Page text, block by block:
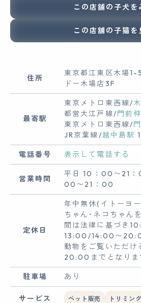
この店舗の子犬を
この店舗の子猫を
住所
東京都江東区木場
ドー木場店3F
最寄駅
東京メトロ東西線/
都営大江戸線/門前
東京メトロ東西線/
JR京葉線/越中島駅
電話番号 表示して電話する
営業時間
平日 10：00〜21：
00〜21：00
定休日
年中無休(イトーヨ
ちゃん･ネコちゃん
間は法律に基づき
13:00/14:00〜
動物をご覧いただ
20:00までとなりま
駐車場 あり
サービス ペット販売 トリミン